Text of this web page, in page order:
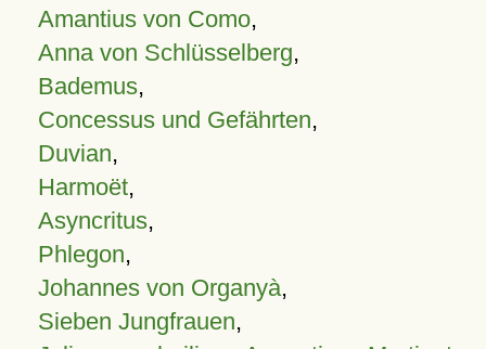
Amantius von Como,
Anna von Schlüsselberg,
Bademus,
Concessus und Gefährten,
Duvian,
Harmoët,
Asyncritus,
Phlegon,
Johannes von Organyà,
Sieben Jungfrauen,